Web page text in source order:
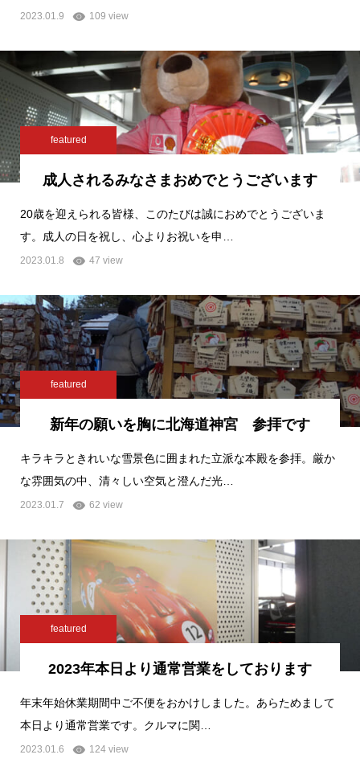
2023.01.9 109 view
featured
成人されるみなさまおめでとうございます
20歳を迎えられる皆様、このたびは誠におめでとうございま
す。成人の日を祝し、心よりお祝いを申…
2023.01.8 47 view
featured
新年の願いを胸に北海道神宮 参拝です
キラキラときれいな雪景色に囲まれた立派な本殿を参拝。厳か
な雰囲気の中、清々しい空気と澄んだ光…
2023.01.7 62 view
featured
2023年本日より通常営業をしております
年末年始休業期間中ご不便をおかけしました。あらためまして
本日より通常営業です。クルマに関…
2023.01.6 124 view